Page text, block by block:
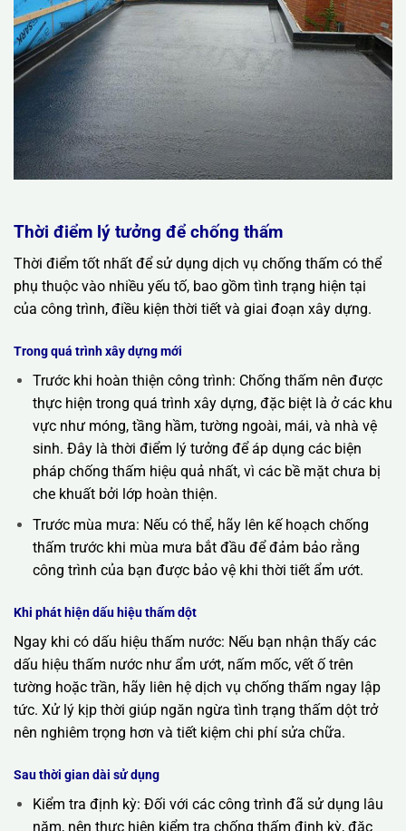
Thời điểm lý tưởng để chống thấm
Thời điểm tốt nhất để sử dụng dịch vụ chống thấm có thể
phụ thuộc vào nhiều yếu tố, bao gồm tình trạng hiện tại
của công trình, điều kiện thời tiết và giai đoạn xây dựng.
Trong quá trình xây dựng mới
Trước khi hoàn thiện công trình: Chống thấm nên được
thực hiện trong quá trình xây dựng, đặc biệt là ở các khu
vực như móng, tầng hầm, tường ngoài, mái, và nhà vệ
sinh. Đây là thời điểm lý tưởng để áp dụng các biện
pháp chống thấm hiệu quả nhất, vì các bề mặt chưa bị
che khuất bởi lớp hoàn thiện.
Trước mùa mưa: Nếu có thể, hãy lên kế hoạch chống
thấm trước khi mùa mưa bắt đầu để đảm bảo rằng
công trình của bạn được bảo vệ khi thời tiết ẩm ướt.
Khi phát hiện dấu hiệu thấm dột
Ngay khi có dấu hiệu thấm nước: Nếu bạn nhận thấy các
dấu hiệu thấm nước như ẩm ướt, nấm mốc, vết ố trên
tường hoặc trần, hãy liên hệ dịch vụ chống thấm ngay lập
tức. Xử lý kịp thời giúp ngăn ngừa tình trạng thấm dột trở
nên nghiêm trọng hơn và tiết kiệm chi phí sửa chữa.
Sau thời gian dài sử dụng
Kiểm tra định kỳ: Đối với các công trình đã sử dụng lâu
năm, nên thực hiện kiểm tra chống thấm định kỳ, đặc